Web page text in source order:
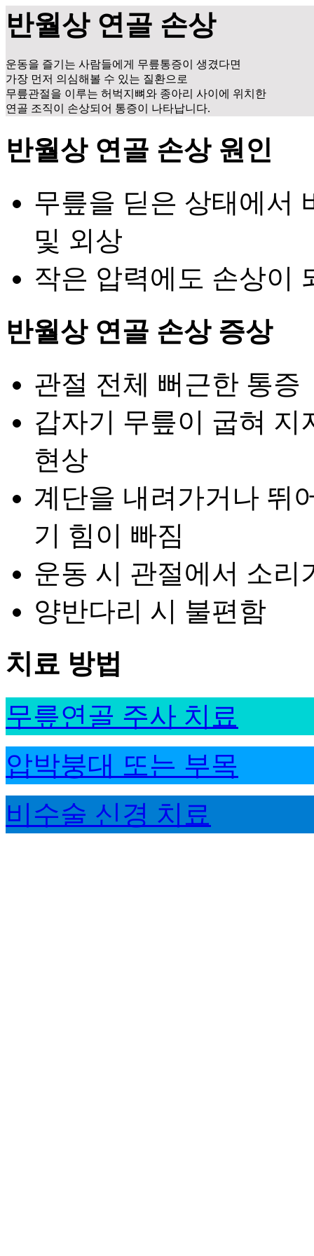
반월상 연골 손상
운동을 즐기는 사람들에게 무릎통증이 생겼다면
가장 먼저 의심해볼 수 있는 질환으로
무릎관절을 이루는 허벅지뼈와 종아리 사이에 위치한
연골 조직이 손상되어 통증이 나타납니다.
반월상 연골 손상 원인
무릎을 딛은 상태에서
및 외상
작은 압력에도 손상이
반월상 연골 손상 증상
관절 전체 뻐근한 통증
갑자기 무릎이 굽혀 지
현상
계단을 내려가거나 뛰
기 힘이 빠짐
운동 시 관절에서 소리
양반다리 시 불편함
치료 방법
무릎연골 주사 치료
압박붕대 또는 부목
비수술 신경 치료